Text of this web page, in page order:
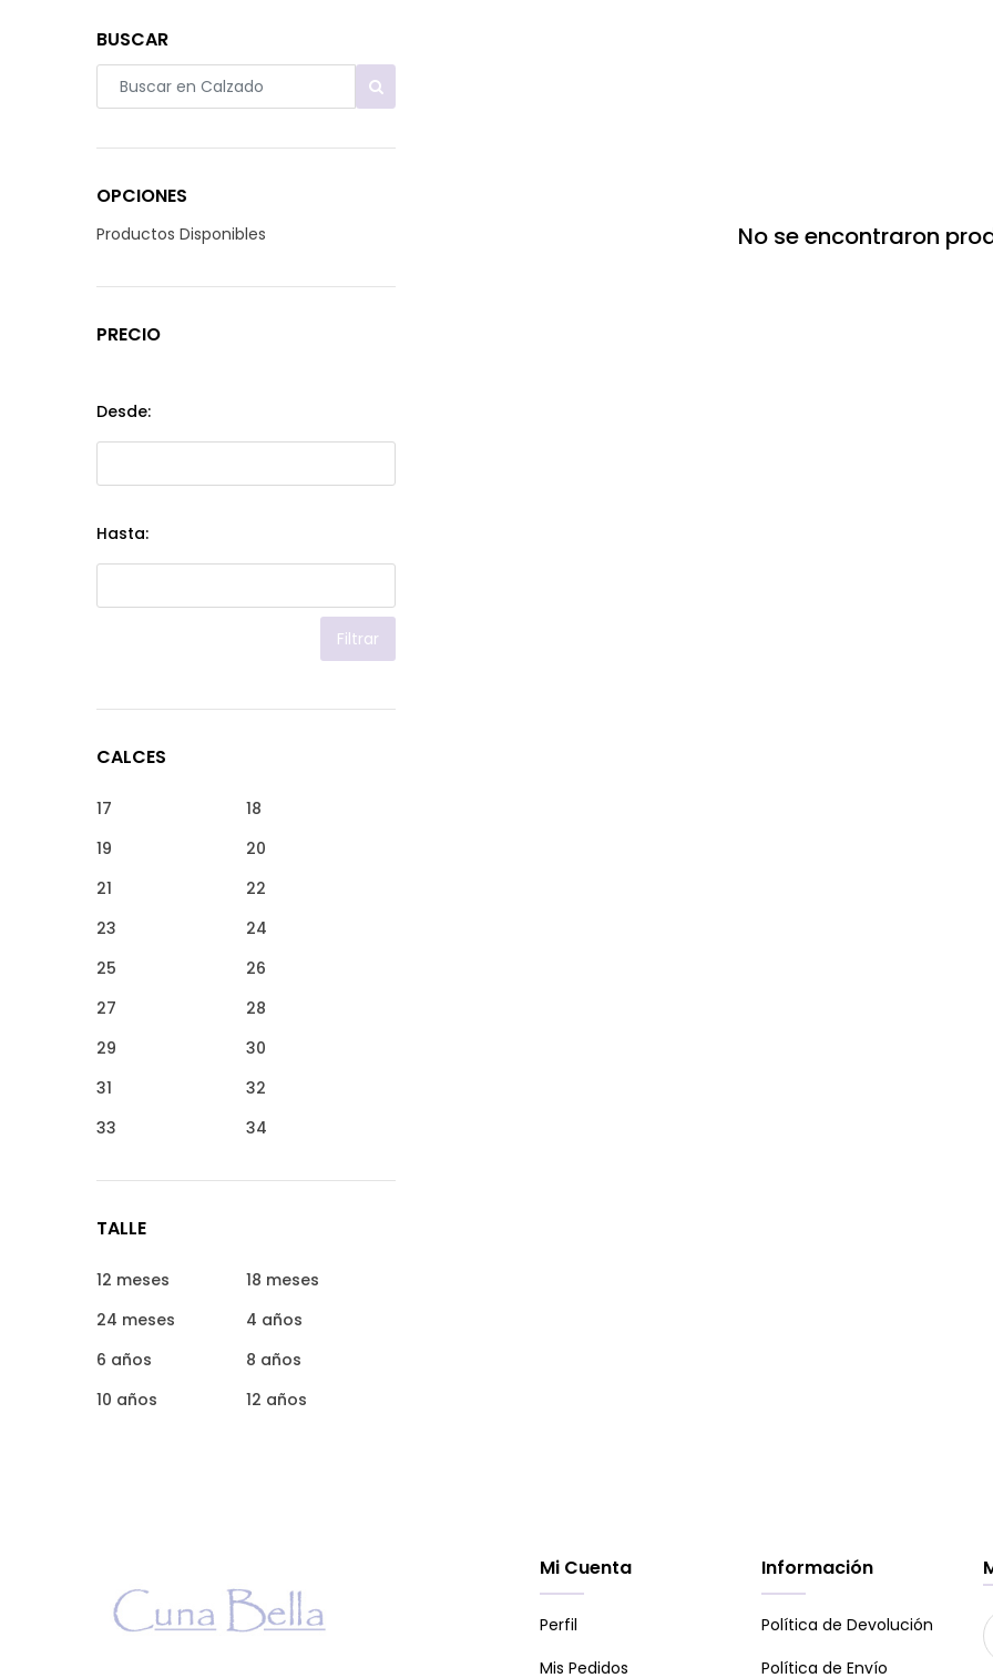
BUSCAR
OPCIONES
Productos Disponibles
PRECIO
Desde:
Hasta:
Filtrar
CALCES
17
18
19
20
21
22
23
24
25
26
27
28
29
30
31
32
33
34
TALLE
12 meses
18 meses
24 meses
4 años
6 años
8 años
10 años
12 años
No se encontraron
Mi Cuenta
Perfil
Mis Pedidos
Información
Política de Devolución
Política de Envío